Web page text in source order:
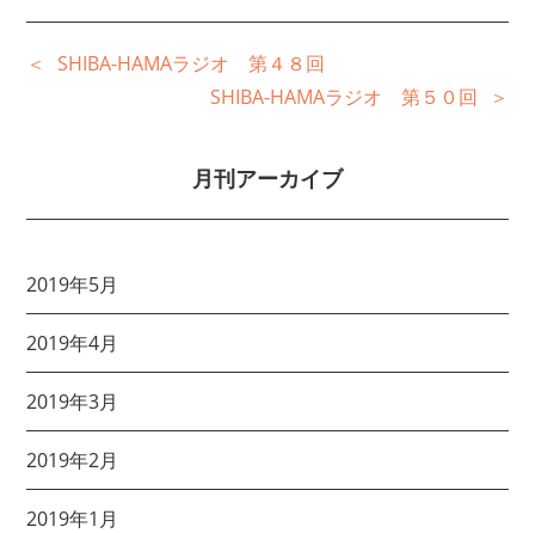
SHIBA-HAMAラジオ 第４８回
SHIBA-HAMAラジオ 第５０回
月刊アーカイブ
2019年5月
2019年4月
2019年3月
2019年2月
2019年1月